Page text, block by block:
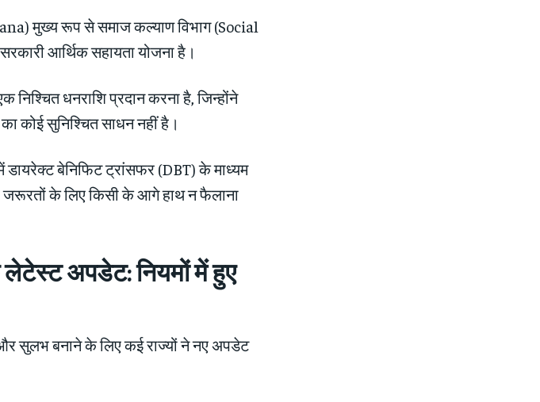
मुख्य रूप से समाज कल्याण विभाग (Social
आर्थिक सहायता योजना है।
निश्चित धनराशि प्रदान करना है, जिन्होंने
कोई सुनिश्चित साधन नहीं है।
डायरेक्ट बेनिफिट ट्रांसफर (DBT) के माध्यम
जरूरतों के लिए किसी के आगे हाथ न फैलाना
अपडेट: नियमों में हुए
सुलभ बनाने के लिए कई राज्यों ने नए अपडेट